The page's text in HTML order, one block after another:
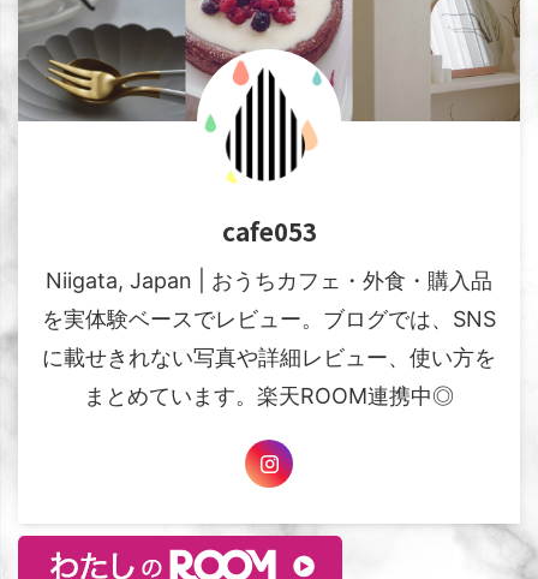
cafe053
Niigata, Japan | おうちカフェ・外食・購入品
を実体験ベースでレビュー。ブログでは、SNS
に載せきれない写真や詳細レビュー、使い方を
まとめています。楽天ROOM連携中◎